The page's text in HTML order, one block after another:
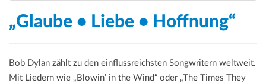
„Glaube • Liebe • Hoffnung“
Bob Dylan zählt zu den einflussreichsten Songwritern weltweit.
Mit Liedern wie „Blowin’ in the Wind“ oder „The Times They